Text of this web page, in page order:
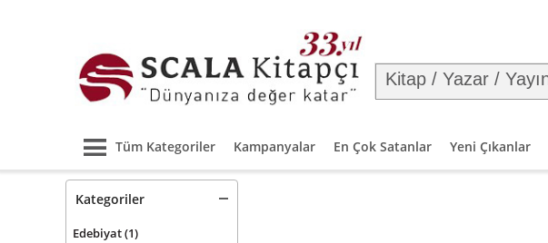
Tüm Kategoriler Kampanyalar En Çok Satanlar Yeni Çıkanlar
Kategoriler
Edebiyat(1)